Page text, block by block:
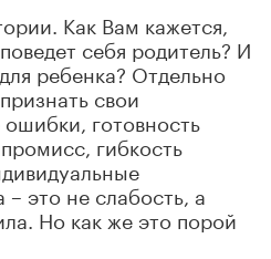
Как Вам кажется,
себя родитель? И
ребенка? Отдельно
свои
готовность
гибкость
это не слабость, а
Но как же это порой